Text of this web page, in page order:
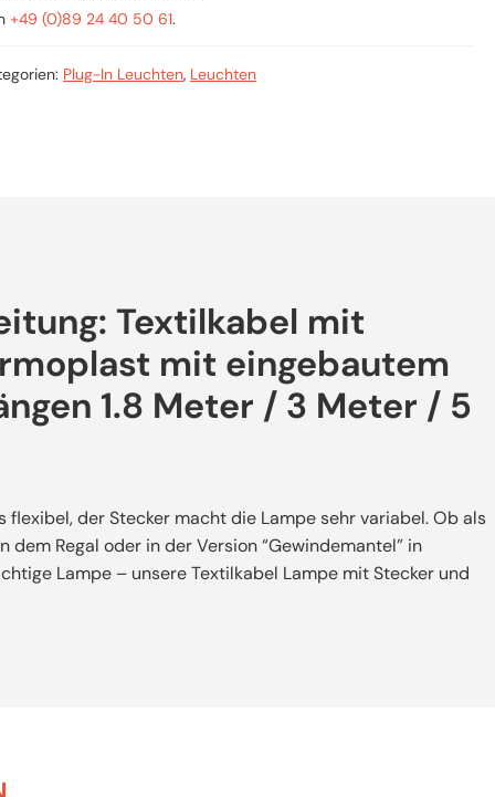
+49 (0)89 24 40 50 61.
Plug-In Leuchten, Leuchten
Textilkabel mit
mit eingebautem
1.8 Meter / 3 Meter / 5
der Stecker macht die Lampe sehr variabel. Ob als
Regal oder in der Version “Gewindemantel” in
Lampe – unsere Textilkabel Lampe mit Stecker und